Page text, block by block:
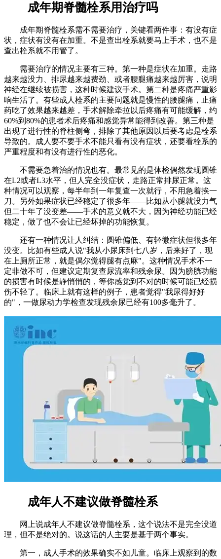
成年期脊髓栓系用治疗吗
成年期脊髓栓系需不需要治疗，关键看两件事：有没有症
状，症状有没有在加重。不是查出栓系就要马上手术，也不是
查出栓系就不用管了。
需要治疗的情况主要有三种。第一种是症状在加重。走路
越来越没力、排尿越来越费劲、或者腰腿痛越来越厉害，说明
神经在继续被损害，这种时候建议手术。第二种是疼痛严重影
响生活了。有些成人栓系的主要问题就是慢性的腰腿痛，止痛
药吃了效果越来越差，手术解除牵拉以后疼痛有可能缓解，约
60%到80%的患者术后疼痛和感觉异常能得到改善。第三种是
出现了进行性的脊柱侧弯，排除了其他原因以后要考虑是栓系
导致的。成人要不要手术不能只看有没有症状，还要看栓系的
严重程度和有没有进行性的恶化。
不需要急着治的情况也有。最常见的是体检偶然发现圆锥
在L2或者L3水平，但人完全没症状，走路正常排尿正常。这
种情况可以观察，每半年到一年复查一次就行，不用急着挨一
刀。另外如果症状已经稳定了很多年——比如从小腿就没力气
但二十年了没变差——手术的意义就不大，因为神经功能已经
稳定，做了也不会让已经坏掉的功能恢复。
还有一种情况让人纠结：圆锥偏低、有轻微症状但很多年
没变。比如有些成人说"我从小尿床到七八岁，后来好了，现
在上厕所正常，就是偶尔觉得腿有点麻"。这种情况手术不一
定非做不可，但建议定期复查尿流率和残余尿。因为膀胱功能
的损害有时候是静悄悄的，等你感觉到不对的时候可能已经损
伤不轻了。临床上就有这样的例子，患者觉得"我尿得好好
的"，一做尿动力学检查发现残余尿已经有100多毫升了。
成年人不建议做脊髓栓系
网上说成年人不建议做脊髓栓系，这个说法不是完全没道
理，但不是绝对的。说这话的人主要是基于两个事实。
第一，成人手术的效果确实不如儿童。临床上观察到的数